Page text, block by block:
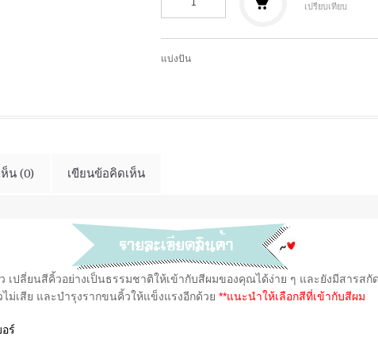
เปรียบเทียบ
แบ่งปัน
น (0) เขียนข้อคิดเห็น
เปลี่ยนสีคิ้วอย่างเป็นธรรมชาติให้เข้ากับสีผมของคุณได้ง่าย ๆ และยังมีสารสกั
ม่เสีย และบำรุงรากขนคิ้วให้แข็งแรงอีกด้วย **แนะนำให้เลือกสีที่เข้ากับสีผม
ร์